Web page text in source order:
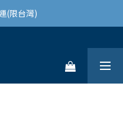
(限台灣)
(限台灣)
購物金